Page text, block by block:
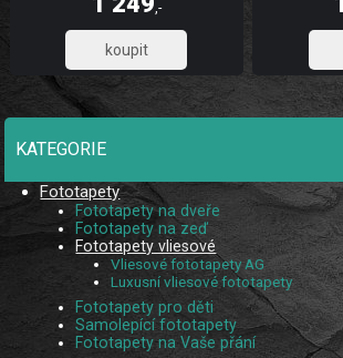
díky UV digitálnímu tisku. Skládá se z
,-
1 032,23
díky UV
KATEGORIE
Fototapety
Fototapety na dveře
Fototapety na zeď
Fototapety vliesové
Vliesové fototapety AG
Luxusní vliesové fototapety
Fototapety pro děti
Samolepící fototapety
Fototapety na Vaše přání